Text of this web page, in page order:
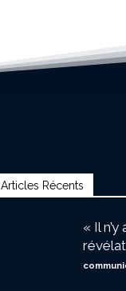
Articles Récents
« Il